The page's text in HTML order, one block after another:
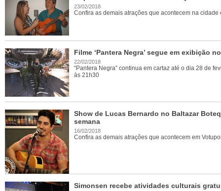
23/02/2018
Confira as demais atrações que acontecem na cidade
Filme ‘Pantera Negra’ segue em exibição
22/02/2018
“Pantera Negra” continua em cartaz até o dia 28 de
às 21h30
Show de Lucas Bernardo no Baltazar
semana
16/02/2018
Confira as demais atrações que acontecem em
Simonsen recebe atividades culturais